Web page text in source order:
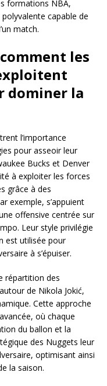
formations NBA,
polyvalente capable de
match.
les
dominer la
l’importance
pour asseoir leur
Bucks et Denver
à exploiter les forces
grâce à des
exemple, s’appuient
offensive centrée sur
Leur style privilégie
est utilisée pour
à s’épuiser.
répartition des
de Nikola Jokić,
Cette approche
où chaque
du ballon et la
des Nuggets leur
optimisant ainsi
la saison.